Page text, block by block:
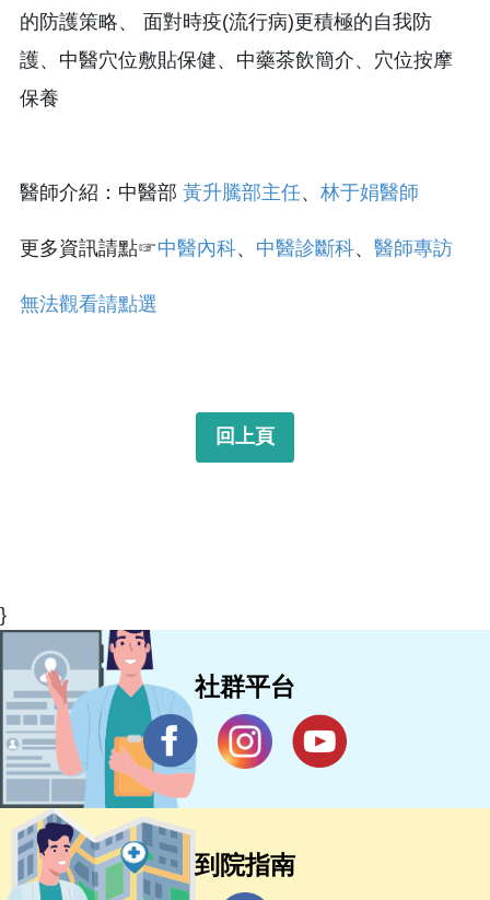
的防護策略、 面對時疫(流行病)更積極的自我防
護、中醫穴位敷貼保健、中藥茶飲簡介、穴位按摩
保養
醫師介紹：中醫部 黃升騰部主任、 林于娟醫師
更多資訊請點☞中醫內科、 中醫診斷科、 醫師專訪
無法觀看請點選
回上頁
}
社群平台
到院指南